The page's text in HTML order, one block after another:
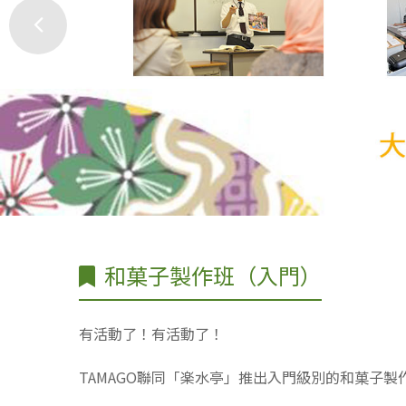
和菓子製作班（入門）
有活動了！有活動了！
TAMAGO聯同「楽水亭」推出入門級別的和菓子製